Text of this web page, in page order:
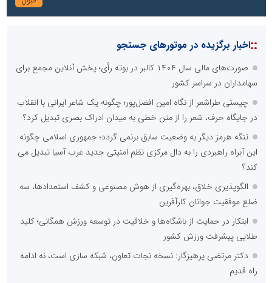
::اخبار برگزیده در موتورهای جستجو
صورت‌های مالی سال ۱۴۰۴ کالبر در بوته رأی؛ پخش آنلاین مجمع برای
سهامداران در سراسر کشور
چیستی طراشعر از نگاه امین افضل‌پور؛ چگونه یک شاعر ایرانی با انقلاب
در جایگاه حرف، شعر را از متن خطی به میدان ادراک بصری تبدیل کرد؟
تنگه هرمز دیگر به وضعیت سابق برنمی گردد؛ جمهوری اسلامی چگونه
این آبراه راهبردی را به دال مرکزی نظم امنیتی جدید غرب آسیا تبدیل می
کند؟
الگوپذیری خلاق، بهره‌گیری از هوش مصنوعی و کشف استعدادها، سه
ضلع موفقیت جوانان کارآفرین
ابتکار در حمایت از باشگاه‌ها و خلاقیت در توسعه ورزش همگانی؛ کلید
طلایی پیشرفت ورزش کشور
دکتر مرتضی پرهیزگار: نسخه نجات تعاون، شبکه سازی است، نه ادامه
راه قدیم